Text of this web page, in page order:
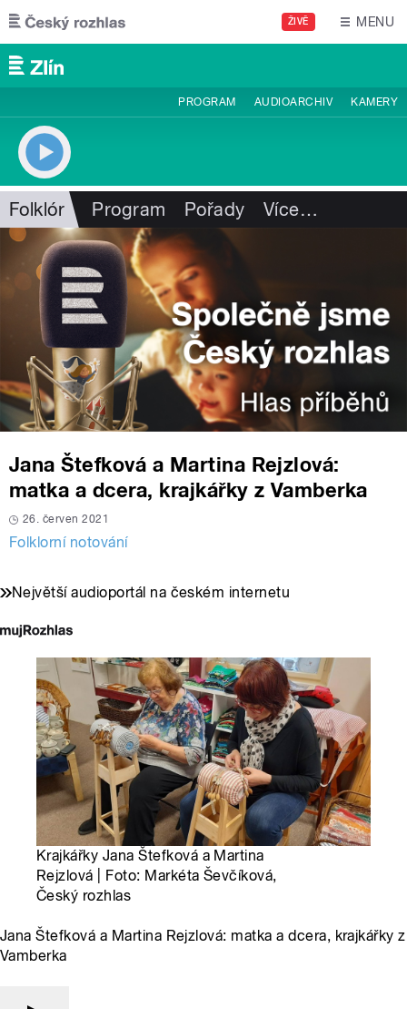
Přejít k hlavnímu obsahu
ŽIVĚ MENU
PROGRAM AUDIOARCHIV KAMERY
Folklór Program Pořady Více…
Jana Štefková a Martina Rejzlová:
matka a dcera, krajkářky z Vamberka
26. červen 2021
Folklorní notování
Největší audioportál na českém internetu
Krajkářky Jana Štefková a Martina
Rejzlová | Foto: Markéta Ševčíková,
Český rozhlas
Jana Štefková a Martina Rejzlová: matka a dcera, krajkářky z
Vamberka